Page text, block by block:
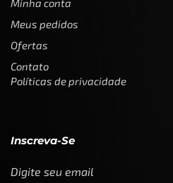
Minha conta
Meus pedidos
Ofertas
Contato
Políticas de privacidade
Inscreva-Se
Digite seu email